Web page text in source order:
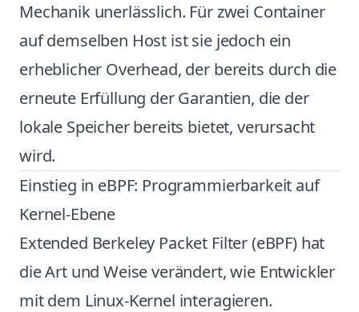
Mechanik unerlässlich. Für zwei Container
auf demselben Host ist sie jedoch ein
erheblicher Overhead, der bereits durch die
erneute Erfüllung der Garantien, die der
lokale Speicher bereits bietet, verursacht
wird.
Einstieg in eBPF: Programmierbarkeit auf
Kernel-Ebene
Extended Berkeley Packet Filter (eBPF) hat
die Art und Weise verändert, wie Entwickler
mit dem Linux-Kernel interagieren.